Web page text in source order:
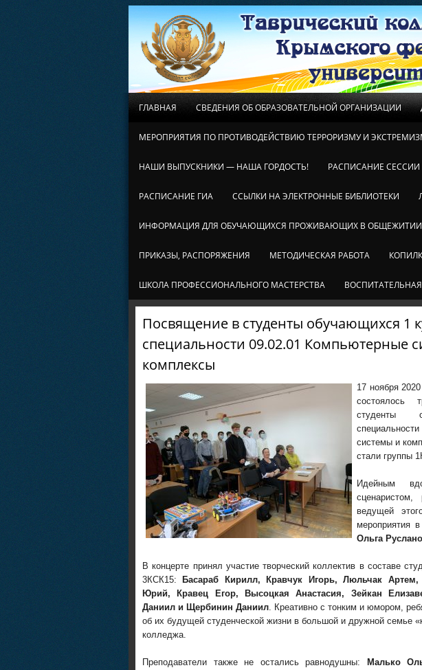
ГЛАВНАЯ СВЕДЕНИЯ ОБ ОБРАЗОВАТЕЛЬНОЙ ОРГАНИЗАЦИИ
МЕРОПРИЯТИЯ ПО ПРОТИВОДЕЙСТВИЮ ТЕРРОРИЗМУ И
НАШИ ВЫПУСКНИКИ — НАША ГОРДОСТЬ! РАСПИСАНИЕ СЕССИИ
РАСПИСАНИЕ ГИА ССЫЛКИ НА ЭЛЕКТРОННЫЕ БИБЛИОТЕКИ
ИНФОРМАЦИЯ ДЛЯ ОБУЧАЮЩИХСЯ ПРОЖИВАЮЩИХ В ОБЩЕЖИТИИ
ПРИКАЗЫ, РАСПОРЯЖЕНИЯ МЕТОДИЧЕСКАЯ РАБОТА
ШКОЛА ПРОФЕССИОНАЛЬНОГО МАСТЕРСТВА
Посвящение в студенты обучающихся 1
специальности 09.02.01 Компьютерные
комплексы
17 ноября
состоялось
студенты
системы и
стали группы
Идейным
сценаристом,
ведущей
мероприятия
Ольга
В концерте принял участие творческий коллектив в составе
3КСК15:
Басараб Кирилл, Кравчук Игорь, Люльчак Артем,
Юрий, Кравец Егор, Высоцкая Анастасия, Зейкан
Даниил и Щербинин Даниил. Креативно с тонким и юмором,
об их будущей студенческой жизни в большой и дружной семье
колледжа.
Преподаватели также не остались равнодушны: Малько